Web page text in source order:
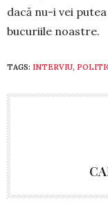
dacă nu-i vei
bucu­riile noastre.
TAGS: INTERVIU,